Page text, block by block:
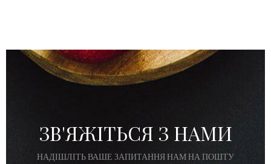
ЗВ'ЯЖІТЬСЯ З НАМИ
НАДІШЛІТЬ ВАШЕ ЗАПИТАННЯ НАМ НА ПОШТУ